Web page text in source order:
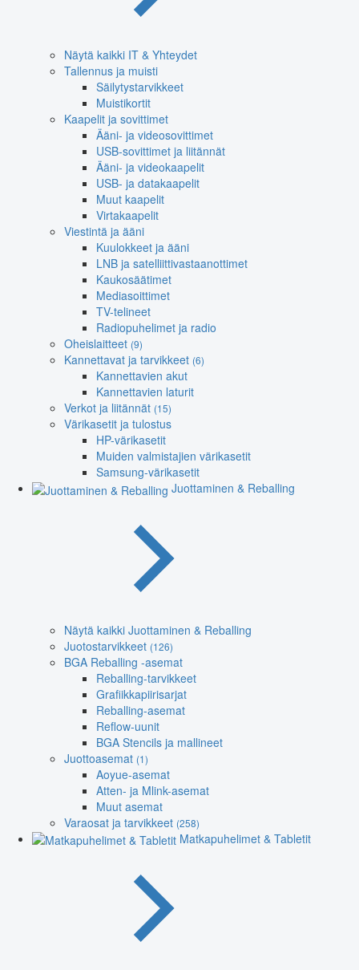
Näytä kaikki IT & Yhteydet
Tallennus ja muisti
Säilytystarvikkeet
Muistikortit
Kaapelit ja sovittimet
Ääni- ja videosovittimet
USB-sovittimet ja liitännät
Ääni- ja videokaapelit
USB- ja datakaapelit
Muut kaapelit
Virtakaapelit
Viestintä ja ääni
Kuulokkeet ja ääni
LNB ja satelliittivastaanottimet
Kaukosäätimet
Mediasoittimet
TV-telineet
Radiopuhelimet ja radio
Oheislaitteet (9)
Kannettavat ja tarvikkeet (6)
Kannettavien akut
Kannettavien laturit
Verkot ja liitännät (15)
Värikasetit ja tulostus
HP-värikasetit
Muiden valmistajien värikasetit
Samsung-värikasetit
Juottaminen & Reballing
Näytä kaikki Juottaminen & Reballing
Juotostarvikkeet (126)
BGA Reballing -asemat
Reballing-tarvikkeet
Grafiikkapiirisarjat
Reballing-asemat
Reflow-uunit
BGA Stencils ja mallineet
Juottoasemat (1)
Aoyue-asemat
Atten- ja Mlink-asemat
Muut asemat
Varaosat ja tarvikkeet (258)
Matkapuhelimet & Tabletit